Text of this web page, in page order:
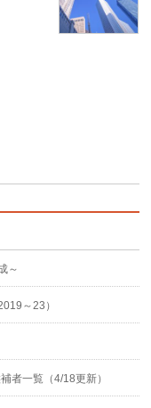
～
～23）
者一覧（4/18更新）